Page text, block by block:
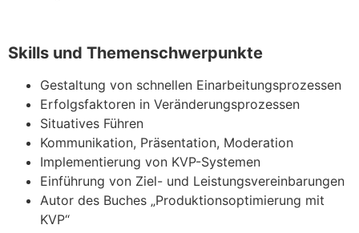
Skills und Themenschwerpunkte
Gestaltung von schnellen Einarbeitungsprozessen
Erfolgsfaktoren in Veränderungsprozessen
Situatives Führen
Kommunikation, Präsentation, Moderation
Implementierung von KVP-Systemen
Einführung von Ziel- und Leistungsvereinbarungen
Autor des Buches „Produktionsoptimierung mit
KVP“